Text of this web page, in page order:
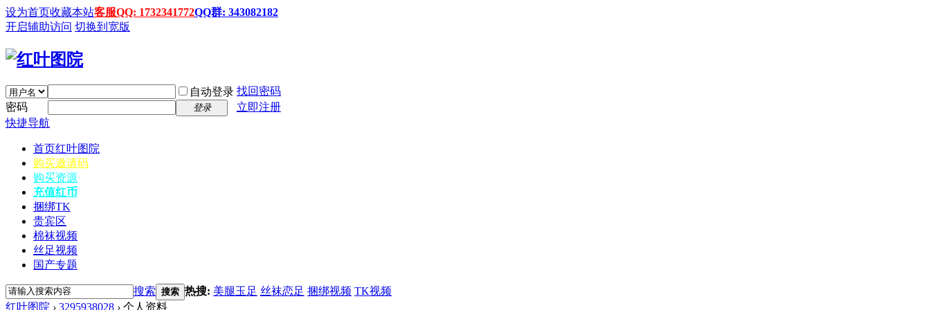
设为首页收藏本站客服QQ: 1732341772QQ群: 343082182
开启辅助访问 切换到宽版
自动登录 找回密码
密码
登录
立即注册
快捷导航
首页红叶图院
购买邀请码
购买资源
充值红币
捆绑TK
贵宾区
棉袜视频
丝足视频
国产专题
搜索 搜索 热搜: 美腿玉足 丝袜恋足 捆绑视频 TK视频
红叶图院 › 3295938028 › 个人资料